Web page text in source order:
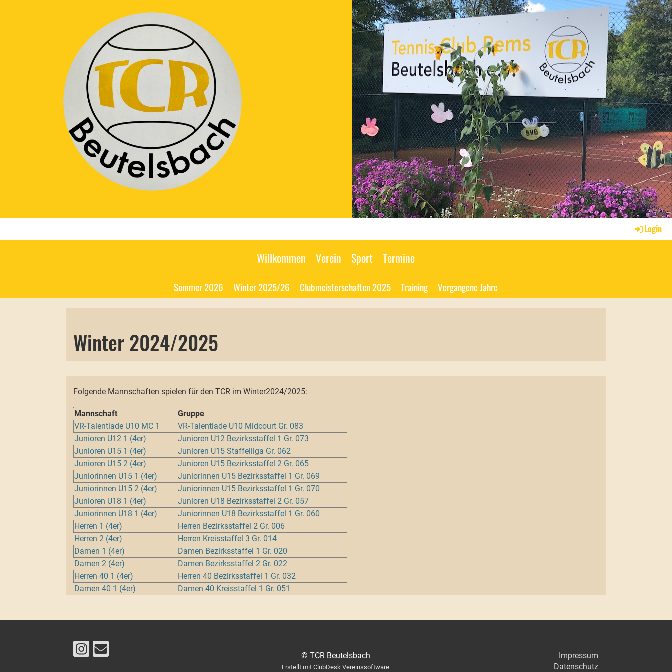
Login
Willkommen Verein Sport Termine
Sommer 2026 Winter 2025/26 Clubmeisterschaften 2025 Training Vergangene Jahre
Winter 2024/2025
Folgende Mannschaften spielen für den TCR im Winter2024/2025:
Mannschaft
Gruppe
VR-Talentiade U10 MC 1
VR-Talentiade U10 Midcourt Gr. 083
Junioren U12 1 (4er)
Junioren U12 Bezirksstaffel 1 Gr. 073
Junioren U15 1 (4er)
Junioren U15 Staffelliga Gr. 062
Junioren U15 2 (4er)
Junioren U15 Bezirksstaffel 2 Gr. 065
Juniorinnen U15 1 (4er)
Juniorinnen U15 Bezirksstaffel 1 Gr. 069
Juniorinnen U15 2 (4er)
Juniorinnen U15 Bezirksstaffel 1 Gr. 070
Junioren U18 1 (4er)
Junioren U18 Bezirksstaffel 2 Gr. 057
Juniorinnen U18 1 (4er)
Juniorinnen U18 Bezirksstaffel 1 Gr. 060
Herren 1 (4er)
Herren Bezirksstaffel 2 Gr. 006
Herren 2 (4er)
Herren Kreisstaffel 3 Gr. 014
Damen 1 (4er)
Damen Bezirksstaffel 1 Gr. 020
Damen 2 (4er)
Damen Bezirksstaffel 2 Gr. 022
Herren 40 1 (4er)
Herren 40 Bezirksstaffel 1 Gr. 032
Damen 40 1 (4er)
Damen 40 Kreisstaffel 1 Gr. 051
© TCR Beutelsbach
Erstellt mit ClubDesk Vereinssoftware
Impressum
Datenschutz